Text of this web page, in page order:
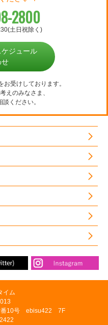
2800
土日祝除く)
ジュール
せ
受けしております。
えのみなさま、
ください。
イム
番10号 ebisu422 7F